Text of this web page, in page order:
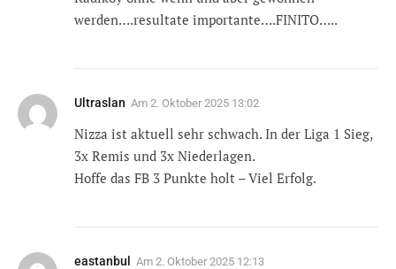
werden….resultate importante….FINITO…..
Ultraslan Am 2. Oktober 2025 13:02
Nizza ist aktuell sehr schwach. In der Liga 1 Sieg,
3x Remis und 3x Niederlagen.
Hoffe das FB 3 Punkte holt – Viel Erfolg.
eastanbul Am 2. Oktober 2025 12:13